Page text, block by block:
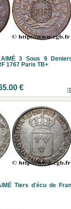
3 Sous 9
1767 Paris TB+
€
Tiers d'écu de